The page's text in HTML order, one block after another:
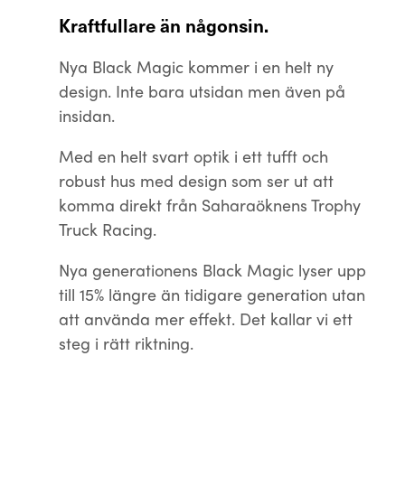
Kraftfullare än någonsin.
Nya Black Magic kommer i en helt ny
design. Inte bara utsidan men även på
insidan.
Med en helt svart optik i ett tufft och
robust hus med design som ser ut att
komma direkt från Saharaöknens Trophy
Truck Racing.
Nya generationens Black Magic lyser upp
till 15% längre än tidigare generation utan
att använda mer effekt. Det kallar vi ett
steg i rätt riktning.